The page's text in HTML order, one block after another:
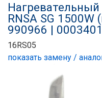
RNSA SG 1500W
990966 |
16RS05
показать замену /